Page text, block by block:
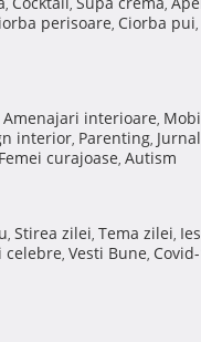
, , ,
perisoare, Ciorba pui,
Amenajari interioare,
interior, Parenting,
Femei curajoase, Autism
, Stirea zilei, Tema zilei,
celebre, Vesti Bune,